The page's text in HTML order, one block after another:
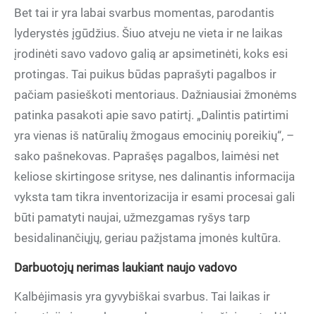
Bet tai ir yra labai svarbus momentas, parodantis
lyderystės įgūdžius. Šiuo atveju ne vieta ir ne laikas
įrodinėti savo vadovo galią ar apsimetinėti, koks esi
protingas. Tai puikus būdas paprašyti pagalbos ir
pačiam pasieškoti mentoriaus. Dažniausiai žmonėms
patinka pasakoti apie savo patirtį. „Dalintis patirtimi
yra vienas iš natūralių žmogaus emocinių poreikių“, –
sako pašnekovas. Paprašęs pagalbos, laimėsi net
keliose skirtingose srityse, nes dalinantis informacija
vyksta tam tikra inventorizacija ir esami procesai gali
būti pamatyti naujai, užmezgamas ryšys tarp
besidalinančiųjų, geriau pažįstama įmonės kultūra.
Darbuotojų nerimas laukiant naujo vadovo
Kalbėjimasis yra gyvybiškai svarbus. Tai laikas ir